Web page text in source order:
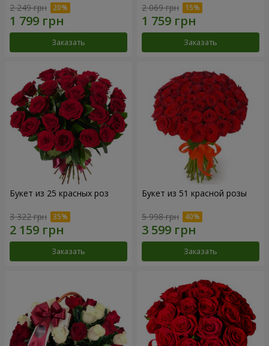
2 249 грн
Заказать
2 069 грн
Заказать
Букет из 25 красных роз
3 322 грн
Заказать
Букет из 51 красной розы
5 998 грн
Заказать